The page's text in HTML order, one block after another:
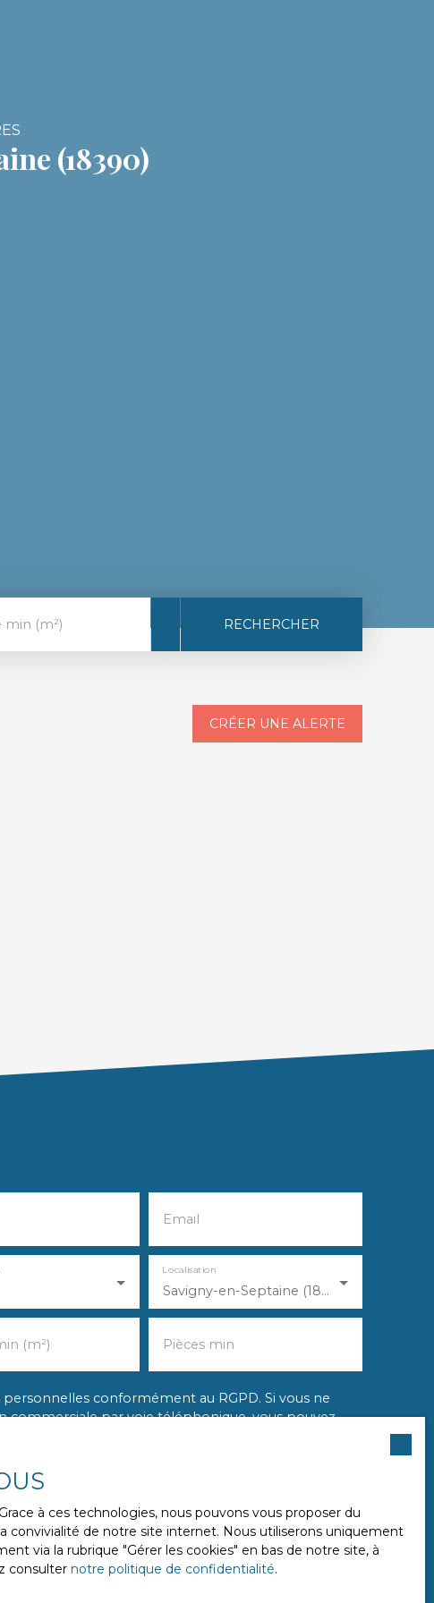
(18390)
min (m²) RECHERCHER
CRÉER UNE ALERTE
Email
Savigny-en-Septaine (18390)
Localisation
(m²) Pièces min
conformément au RGPD. Si vous ne
commerciale par voie téléphonique, vous pouvez
41013 BLOIS CEDEX.
données personnelles, veuillez consulter notre
à ces technologies, nous pouvons vous proposer du
de notre site internet. Nous utiliserons uniquement
via la rubrique ″Gérer les cookies″ en bas de notre site, à
consulter notre politique de confidentialité.